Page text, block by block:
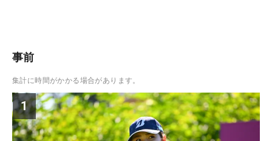
事前
集計に時間がかかる場合があります。
1